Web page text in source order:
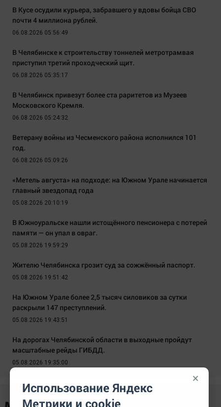
В Кусе осудили курьера, забравшего у вдовы бойца СВО
почти 4 миллиона рублей.
06.08.2026 05:56:49
В Челябинске к строительству тоннелей метротрамвая
приступил третий проходческий щит.
06.08.2026 05:35:17
В Челябинск привезут более ста раритетов из Музеев
Московского Кремля.
06.08.2026 05:24:32
Ветерану войны из Чесменского района исполнился 101
год.
06.08.2026 05:09:26
«Метель августа» на подходе: на Южном Урале начинается
главный звездопад года
05.08.2026 20:10:19
В Южноуральске нашли истощённого пенсионера с потерей
памяти — он упал в овраг.
05.08.2026 19:59:29
Жителю Челябинска грозит суд за сожжённый паспорт.
05.08.2026 19:51:42
На Южном Урале более 2,5 тысяч силовиков за сутки
раскрыли 147 преступлений.
05.08.2026 19:43:51
На дорогах Челябинской области в выходные пройдут
масштабные рейды ГИБДД.
05.08.2026 19:35:00
×
Использование Яндекс
Метрики и cookie